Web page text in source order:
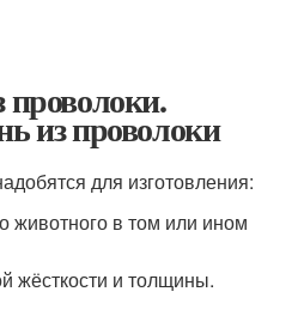
проволоки.
из проволоки
для изготовления:
животного в том или ином
жёсткости и толщины.